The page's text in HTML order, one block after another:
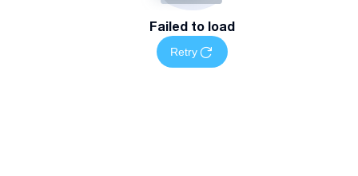
• შრომითი სამართალი: სამსახურიდან უკანონოდ
გათავისუფლების გასაჩივრება, განაცდურის ხელფასის
მოთხოვნა და კომპენსაციები;
Failed to load
Retry